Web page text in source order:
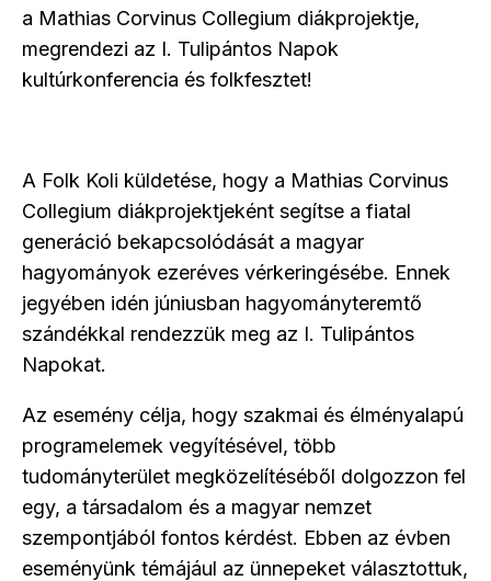
a Mathias Corvinus Collegium diákprojektje,
megrendezi az I. Tulipántos Napok
kultúrkonferencia és folkfesztet!
A Folk Koli küldetése, hogy a Mathias Corvinus
Collegium diákprojektjeként segítse a fiatal
generáció bekapcsolódását a magyar
hagyományok ezeréves vérkeringésébe. Ennek
jegyében idén júniusban hagyományteremtő
szándékkal rendezzük meg az I. Tulipántos
Napokat.
Az esemény célja, hogy szakmai és élményalapú
programelemek vegyítésével, több
tudományterület megközelítéséből dolgozzon fel
egy, a társadalom és a magyar nemzet
szempontjából fontos kérdést. Ebben az évben
eseményünk témájául az ünnepeket választottuk,